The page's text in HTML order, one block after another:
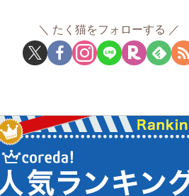
たく猫をフォローする